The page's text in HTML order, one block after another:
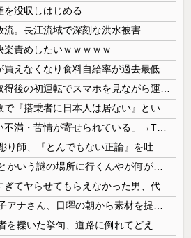
を没収しはじめる
流。長江流域で深刻な洪水被害
楽責めしたいｗｗｗｗｗ
【闇】なぜ日本でコメが買えなくなり食料自給率が過去最低に並んだのか？
【悲報】娘さん、免許取得後の初運転でスマホを見ながら運転してしまう😱🦁 教習所で何を習ったんだwww🤣🦁
【赤っ恥】「航空機事故で『搭乗者に日本人は居ない』という発表は嫌い。人間として同じ価値だと思う」→ツッコミ殺到も「自分が気に入らないと思った」と...
熊本県知事「報道に強い不満・苦情が寄せられている」→TBSの報道特集がまさにそれな件
【画像】 全身入れ墨の彫り師、『とんでもない正論』を吐いて30万再生されてしまうｗｗｗｗｗｗｗ
【悲報】 明日、飛田給とかいう謎の場所に行くんやが何があるんや????・・・・・・・・・
立ちんぼを買うもキモすぎてヤらせてもらえなかった男、代わりの足コキでまさかの大量身寸米青ｗｗｗ
【画像】 サンモニの女子アナさん、日曜の朝から素材を提供してしまう
【悲報】 女さん、歩行者を轢いた挙句、道路に倒れてどえらいことになってしまうw w w w w w w